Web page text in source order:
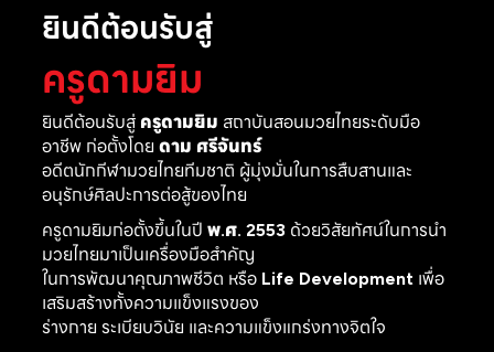
ยินดีต้อนรับสู่
ครูดามยิม
ยินดีต้อนรับสู่ ครูดามยิม สถาบันสอนมวยไทยระดับมือ
อาชีพ ก่อตั้งโดย ดาม ศรีจันทร์
อดีตนักกีฬามวยไทยทีมชาติ ผู้มุ่งมั่นในการสืบสานและ
อนุรักษ์ศิลปะการต่อสู้ของไทย
ครูดามยิมก่อตั้งขึ้นในปี พ.ศ. 2553ด้วยวิสัยทัศน์ในการนำ
มวยไทยมาเป็นเครื่องมือสำคัญ
ในการพัฒนาคุณภาพชีวิต หรือ Life Developmentเพื่อ
เสริมสร้างทั้งความแข็งแรงของ
ร่างกาย ระเบียบวินัย และความแข็งแกร่งทางจิตใจ